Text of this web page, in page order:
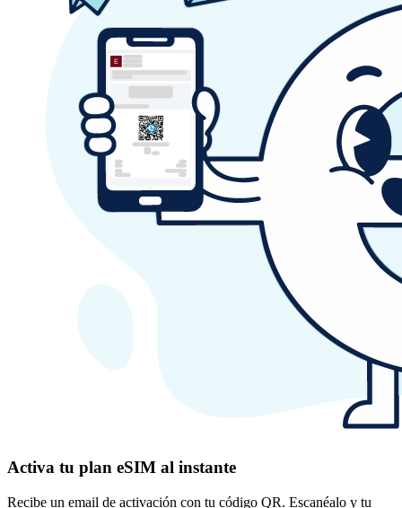
Activa tu plan eSIM al instante
Recibe un email de activación con tu código QR. Escanéalo y tu